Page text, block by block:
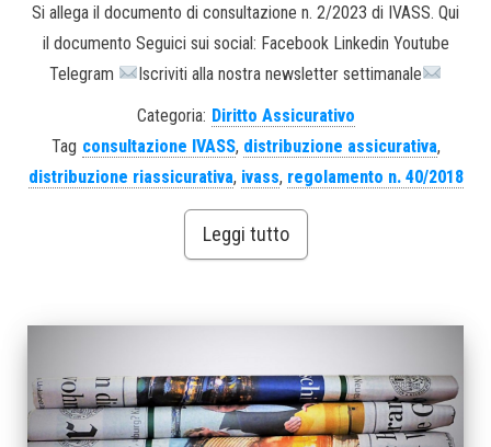
Si allega il documento di consultazione n. 2/2023 di IVASS. Qui
il documento Seguici sui social: Facebook Linkedin Youtube
Telegram
Iscriviti alla nostra newsletter settimanale
Categoria: Diritto Assicurativo
Tag consultazione IVASS, distribuzione assicurativa,
distribuzione riassicurativa, ivass, regolamento n. 40/2018
Leggi tutto